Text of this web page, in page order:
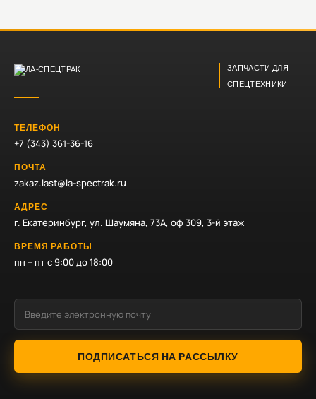
ЗАПЧАСТИ ДЛЯ
СПЕЦТЕХНИКИ
ТЕЛЕФОН
+7 (343) 361-36-16
ПОЧТА
zakaz.last@la-spectrak.ru
АДРЕС
г. Екатеринбург, ул. Шаумяна, 73А, оф 309, 3-й этаж
ВРЕМЯ РАБОТЫ
пн – пт с 9:00 до 18:00
ПОДПИСАТЬСЯ НА РАССЫЛКУ